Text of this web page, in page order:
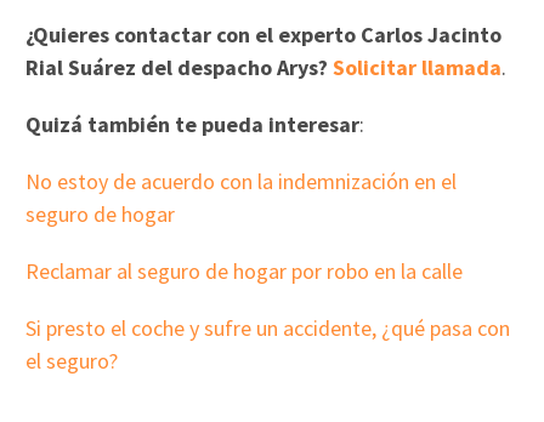
¿Quieres contactar con el experto Carlos Jacinto
Rial Suárez del despacho Arys?Solicitar llamada.
Quizá también te pueda interesar:
No estoy de acuerdo con la indemnización en el
seguro de hogar
Reclamar al seguro de hogar por robo en la calle
Si presto el coche y sufre un accidente, ¿qué pasa con
el seguro?